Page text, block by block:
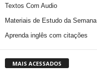
Textos Com Audio
Materiais de Estudo da Semana
Aprenda inglês com citações
MAIS ACESSADOS